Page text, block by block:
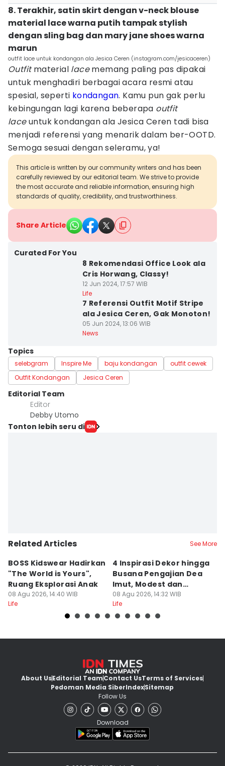
8. Terakhir, satin skirt dengan v-neck blouse
material lace warna putih tampak stylish
dengan sling bag dan mary jane shoes warna
marun
outfit lace untuk kondangan ala Jesica Ceren (instagram.com/jesicaceren)
Outfitmaterial lacememang paling pas dipakai
untuk menghadiri berbagai acara resmi atau
spesial, seperti kondangan. Kamu pun gak perlu
kebingungan lagi karena beberapa outfit
laceuntuk kondangan ala Jesica Ceren tadi bisa
menjadi referensi yang menarik dalam ber-OOTD.
Semoga sesuai dengan seleramu, ya!
This article is written by our community writers and has been
carefully reviewed by our editorial team. We strive to provide
the most accurate and reliable information, ensuring high
standards of quality, credibility, and trustworthiness.
Share Article
Curated For You
8 Rekomendasi Office Look ala
Cris Horwang, Classy!
12 Jun 2024, 17:57 WIB
Life
7 Referensi Outfit Motif Stripe
ala Jesica Ceren, Gak Monoton!
05 Jun 2024, 13:06 WIB
News
Topics
selebgram Inspire Me baju kondangan
outfit cewek
Outfit Kondangan
Jesica Ceren
Editorial Team
Editor
Debby Utomo
Tonton lebih seru di
Related Articles See More
BOSS Kidswear Hadirkan
"The World is Yours",
Ruang Eksplorasi Anak
08 Agu 2026, 14:40 WIB
Life
4 Inspirasi Dekor hingga
Busana Pengajian Dea
Imut, Modest dan
Anggun!
08 Agu 2026, 14:32 WIB
Life
About UsEditorial TeamContact UsTerms of Services
Pedoman Media SiberIndexSitemap
Follow Us
Download